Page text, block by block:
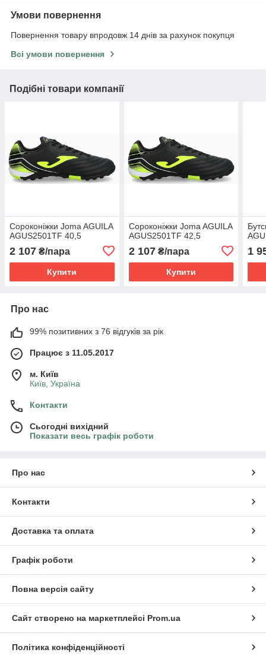
Умови повернення
Повернення товару впродовж 14 днів за рахунок покупця
Всі умови повернення
Подібні товари компанії
Сороконіжки Joma AGUILA
AGUS2501TF 40,5
2 107 ₴/пара
Купити
Сороконіжки Joma AGUILA
AGUS2501TF 42,5
2 107₴/пара
Купити
1
Про нас
99% позитивних з 76 відгуків за рік
Працює з 11.05.2017
м. Київ
Київ, Україна
Контакти
Сьогодні вихідний
Показати весь графік роботи
Про нас
Контакти
Доставка та оплата
Графік роботи
Повна версія сайту
Сайт створено на маркетплейсі Prom.ua
Політика конфіденційності